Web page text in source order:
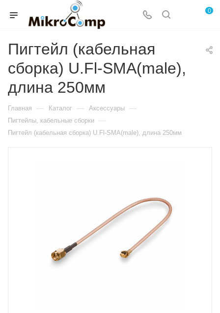
0
Пигтейл (кабельная
сборка) U.Fl-SMA(male),
длина 250мм
Главная — Каталог — Аксессуары —
Пигтейлы, кабельные сборки —
Пигтейл (кабельная сборка) U.Fl-SMA(male), длина 250мм